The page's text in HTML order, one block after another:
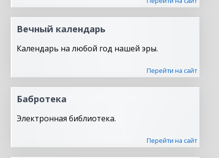
Вечный календарь
Календарь на любой год нашей эры.
Перейти на сайт
Бабротека
Электронная библиотека.
Перейти на сайт